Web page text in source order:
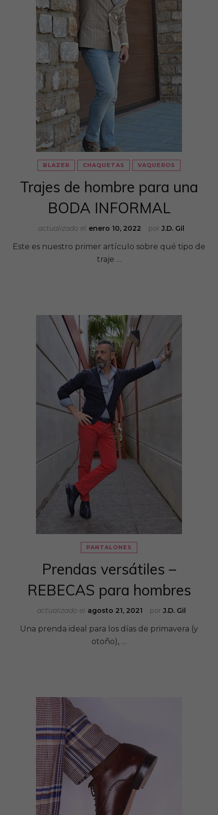
BLAZER CHAQUETAS VAQUEROS
Trajes de hombre para una
BODA INFORMAL
porJ.D. Gil
actualizado el enero 10, 2022
Este es nuestro primer artículo sobre qué tipo de
traje …
PANTALONES
Prendas versátiles –
REBECAS para hombres
porJ.D. Gil
actualizado el agosto 21, 2021
Una prenda ideal para los días de primavera (y
otoño), …